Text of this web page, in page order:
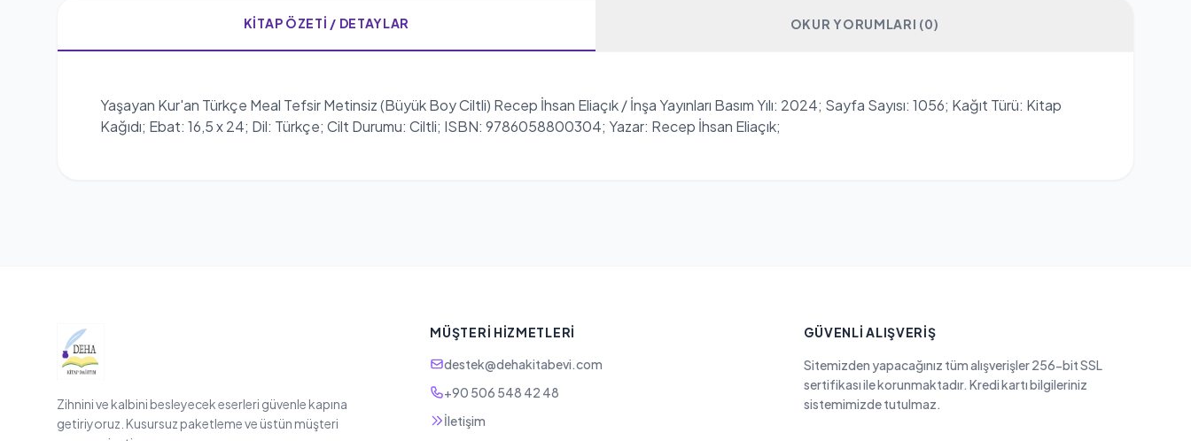
KITAP ÖZETI / DETAYLAR OKUR YORUMLARI (0)
Yaşayan Kur'an Türkçe Meal Tefsir Metinsiz (Büyük Boy Ciltli) Recep İhsan Eliaçık / İnşa Yayınları Basım Yılı: 2024; Sayfa Sayısı: 1056; Kağıt Türü: Kitap
Kağıdı; Ebat: 16,5 x 24; Dil: Türkçe; Cilt Durumu: Ciltli; ISBN: 9786058800304; Yazar: Recep İhsan Eliaçık;
Zihnini ve kalbini besleyecek eserleri güvenle kapına
getiriyoruz. Kusursuz paketleme ve üstün müşteri
MÜŞTERI HIZMETLERI
destek@dehakitabevi.com
+90 506 548 42 48
İletişim
GÜVENLI ALIŞVERIŞ
Sitemizden yapacağınız tüm alışverişler 256-bit SSL
sertifikası ile korunmaktadır. Kredi kartı bilgileriniz
sistemimizde tutulmaz.